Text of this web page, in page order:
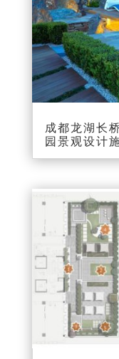
成都龙湖长
园景观设计